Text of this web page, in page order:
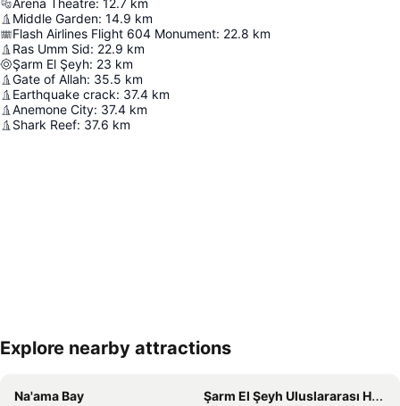
Arena Theatre: 12.7 km
Middle Garden: 14.9 km
Flash Airlines Flight 604 Monument: 22.8 km
Ras Umm Sid: 22.9 km
Şarm El Şeyh: 23 km
Gate of Allah: 35.5 km
Earthquake crack: 37.4 km
Anemone City: 37.4 km
Shark Reef: 37.6 km
Haritayı genişlet
Explore nearby attractions
Na'ama Bay Şarm El Şeyh Uluslararası Havaalanı Ophira